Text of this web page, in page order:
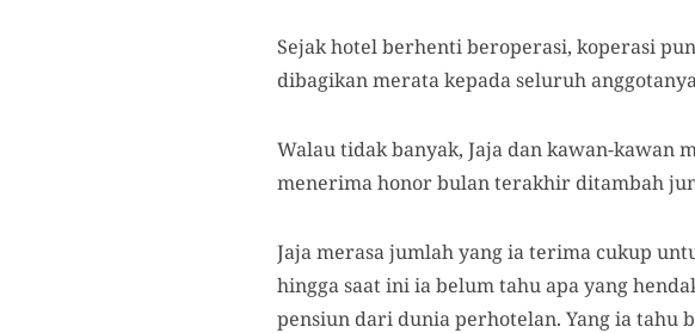
Sejak hotel berhenti beroperasi, koperasi
dibagikan merata kepada seluruh
Walau tidak banyak, Jaja dan kawan-kawan
menerima honor bulan terakhir ditambah
Jaja merasa jumlah yang ia terima cukup
hingga saat ini ia belum tahu apa yang
pensiun dari dunia perhotelan. Yang ia tahu